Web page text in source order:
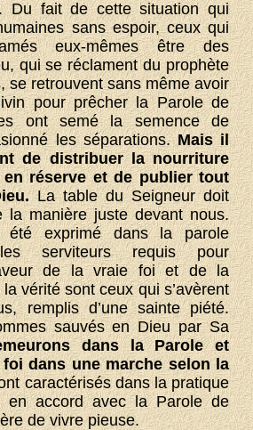
Du fait de cette situation qui
sans espoir, ceux qui
eux-mêmes être des
qui se réclament du prophète
se retrouvent sans même avoir
pour prêcher la Parole de
ont semé la semence de
les séparations.Mais il
de distribuer la nourriture
réserve et de publier tout
La table du Seigneur doit
la manière juste devant nous.
été exprimé dans la parole
les serviteurs requis pour
de la vraie foi et de la
vérité sont ceux qui s’avèrent
remplis d’une sainte piété.
sauvés en Dieu par Sa
dans la Parole et
dans une marche selon la
caractérisés dans la pratique
en accord avec la Parole de
de vivre pieuse.